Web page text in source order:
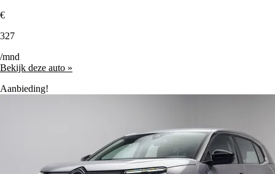
€
327
/mnd
Bekijk deze auto »
Aanbieding!